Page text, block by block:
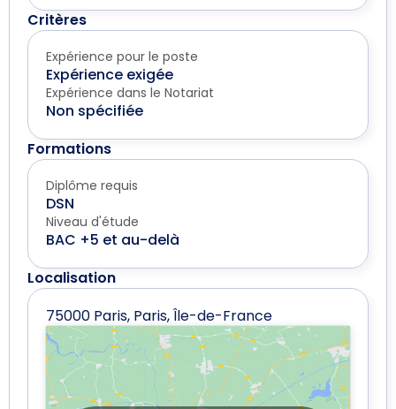
Critères
Expérience pour le poste
Expérience exigée
Expérience dans le Notariat
Non spécifiée
Formations
Diplôme requis
DSN
Niveau d'étude
BAC +5 et au-delà
Localisation
75000 Paris, Paris, Île-de-France